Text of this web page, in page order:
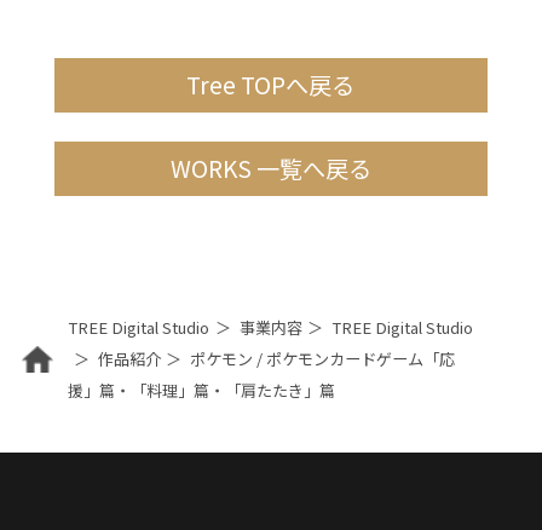
Tree TOPへ戻る
WORKS 一覧へ戻る
TREE Digital Studio 事業内容
TREE Digital Studio
作品紹介
ポケモン / ポケモンカードゲーム「応
援」篇・「料理」篇・「肩たたき」篇